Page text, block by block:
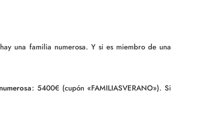
una familia numerosa. Y si es miembro de una
: 5400€ (cupón «FAMILIASVERANO»). Si